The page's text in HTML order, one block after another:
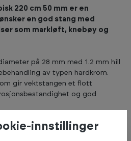
220 cm 50 mm er en
en god stang med
som markløft, knebøy og
på 28 mm med 1.2 mm hill
av typen hardkrom.
gir vektstangen et flott
og god
at grepet føles komfortabelt i
grep når vektene blir tunge.
innstillinger